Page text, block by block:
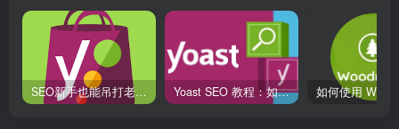
SEO新手也能吊打老站长？Yoast插件全流程解锁！ Yoast SEO 教程：如何设置 Facebook 和 Twitter 的分享预览